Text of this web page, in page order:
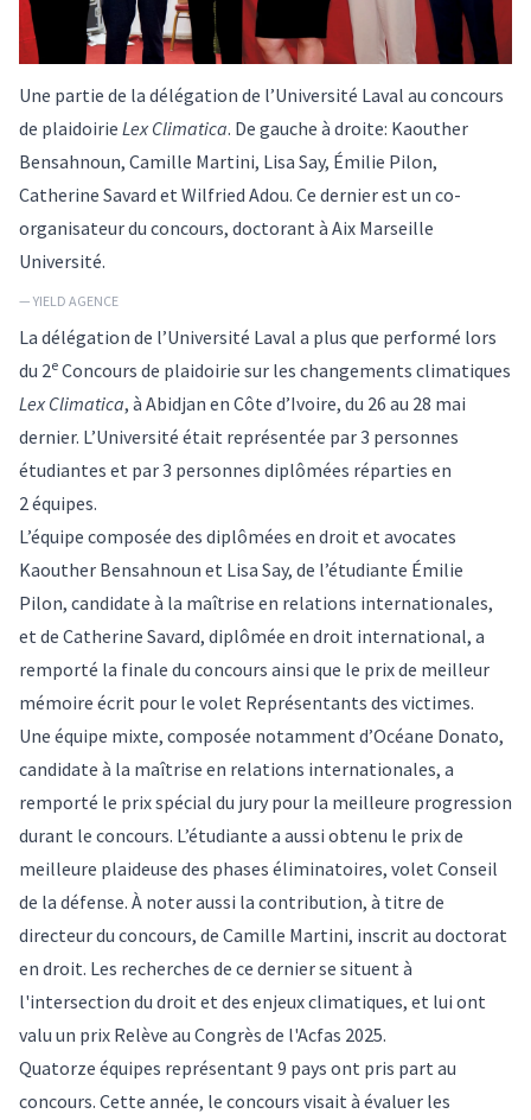
Une partie de la délégation de l’Université Laval au concours
de plaidoirie Lex Climatica. De gauche à droite: Kaouther
Bensahnoun, Camille Martini, Lisa Say, Émilie Pilon,
Catherine Savard et Wilfried Adou. Ce dernier est un co-
organisateur du concours, doctorant à Aix Marseille
Université.
— YIELD AGENCE
La délégation de l’Université Laval a plus que performé lors
du 2e Concours de plaidoirie sur les changements climatiques
Lex Climatica, à Abidjan en Côte d’Ivoire, du 26 au 28 mai
dernier. L’Université était représentée par 3 personnes
étudiantes et par 3 personnes diplômées réparties en
2 équipes.
L’équipe composée des diplômées en droit et avocates
Kaouther Bensahnoun et Lisa Say, de l’étudiante Émilie
Pilon, candidate à la maîtrise en relations internationales,
et de Catherine Savard, diplômée en droit international, a
remporté la finale du concours ainsi que le prix de meilleur
mémoire écrit pour le volet Représentants des victimes.
Une équipe mixte, composée notamment d’Océane Donato,
candidate à la maîtrise en relations internationales, a
remporté le prix spécial du jury pour la meilleure progression
durant le concours. L’étudiante a aussi obtenu le prix de
meilleure plaideuse des phases éliminatoires, volet Conseil
de la défense. À noter aussi la contribution, à titre de
directeur du concours, de Camille Martini, inscrit au doctorat
en droit. Les recherches de ce dernier se situent à
l'intersection du droit et des enjeux climatiques, et lui ont
valu un prix Relève au Congrès de l'Acfas 2025.
Quatorze équipes représentant 9 pays ont pris part au
concours. Cette année, le concours visait à évaluer les